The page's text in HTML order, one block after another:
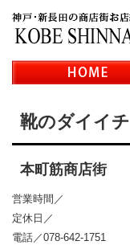
靴のダイイチ
本町筋商店街
営業時間／
定休日／
電話／078-642-1751